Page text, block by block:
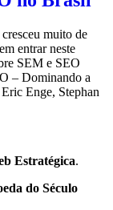
muito de
entrar neste
SEM e SEO
– Dominando a
Enge, Stephan
Estratégica.
do Século